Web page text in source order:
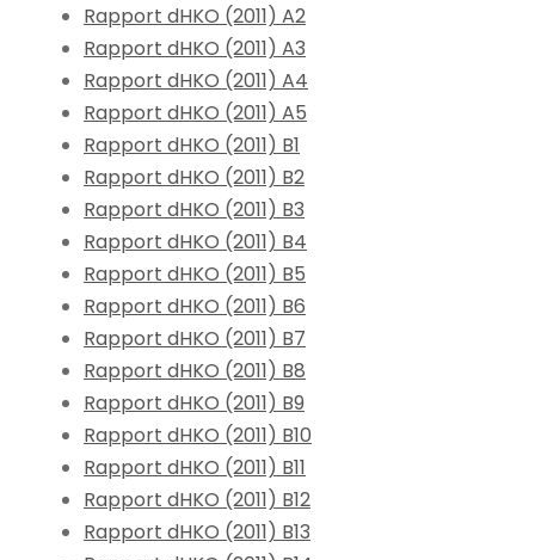
Rapport dHKO (2011) A2
Rapport dHKO (2011) A3
Rapport dHKO (2011) A4
Rapport dHKO (2011) A5
Rapport dHKO (2011) B1
Rapport dHKO (2011) B2
Rapport dHKO (2011) B3
Rapport dHKO (2011) B4
Rapport dHKO (2011) B5
Rapport dHKO (2011) B6
Rapport dHKO (2011) B7
Rapport dHKO (2011) B8
Rapport dHKO (2011) B9
Rapport dHKO (2011) B10
Rapport dHKO (2011) B11
Rapport dHKO (2011) B12
Rapport dHKO (2011) B13